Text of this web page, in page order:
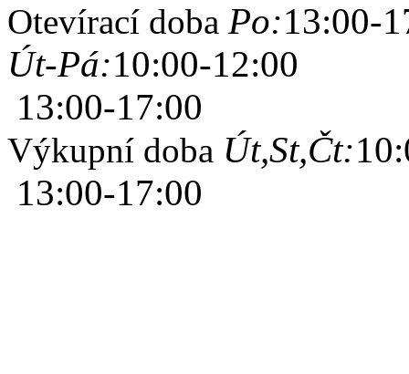
Otevírací doba Po:13:00-
Út-Pá:10:00-12:00
13:00-17:00
Výkupní doba Út,St,Čt:
13:00-17:00